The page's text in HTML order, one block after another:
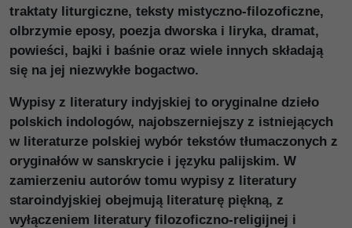
traktaty liturgiczne, teksty mistyczno-filozoficzne,
olbrzymie eposy, poezja dworska i liryka, dramat,
powieści, bajki i baśnie oraz wiele innych składają
się na jej niezwykłe bogactwo.
Wypisy z literatury indyjskiej to oryginalne dzieło
polskich indologów, najobszerniejszy z istniejących
w literaturze polskiej wybór tekstów tłumaczonych z
oryginałów w sanskrycie i języku palijskim. W
zamierzeniu autorów tomu wypisy z literatury
staroindyjskiej obejmują literaturę piękną, z
wyłączeniem literatury filozoficzno-religijnej i